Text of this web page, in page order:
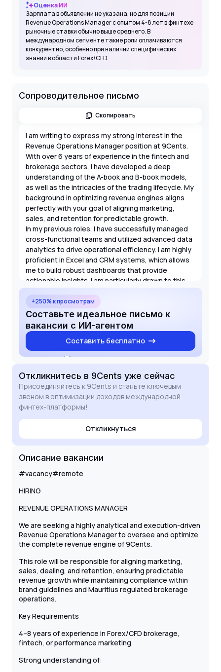
Оценка ИИ
Зарплата в объявлении не указана, но для позиции
Revenue Operations Manager с опытом 4-8 лет в финтехе
рыночные ставки обычно выше среднего. В
международном сегменте такие роли оплачиваются
конкурентно, особенно при наличии специфических
знаний в области Forex/CFD.
Сопроводительное письмо
Скопировать
I am writing to express my strong interest in the
Revenue Operations Manager position at 9Cents.
With over 6 years of experience in the fintech and
brokerage sectors, I have developed a deep
understanding of the A-book and B-book models,
as well as the intricacies of the trading lifecycle. My
background in optimizing revenue engines aligns
perfectly with your goal of aligning marketing,
sales, and retention for predictable growth.
In my previous roles, I have successfully managed
cross-functional teams and utilized advanced data
analytics to drive operational efficiency. I am highly
proficient in Excel and CRM systems, which allows
me to build robust dashboards that provide
actionable insights. I am particularly drawn to this
role because of the opportunity to work within a
regulated Mauritius brokerage environment and
contribute to the strategic scaling of 9Cents.
+250% к просмотрам
Составьте идеальное письмо к
вакансии с ИИ-агентом
Составить бесплатно
Откликнитесь в 9Cents уже сейчас
Присоединяйтесь к 9Cents и станьте ключевым
звеном в оптимизации доходов международной
финтех-платформы!
Откликнуться
Описание вакансии
#vacancy#remote
HIRING
REVENUE OPERATIONS MANAGER
We are seeking a highly analytical and execution-driven
Revenue Operations Manager to oversee and optimize
the complete revenue engine of 9Cents.
This role will be responsible for aligning marketing,
sales, dealing, and retention, ensuring predictable
revenue growth while maintaining compliance within
brand guidelines and Mauritius regulated brokerage
operations.
Key Requirements
4–8 years of experience in Forex/CFD brokerage,
fintech, or performance marketing
Strong understanding of: